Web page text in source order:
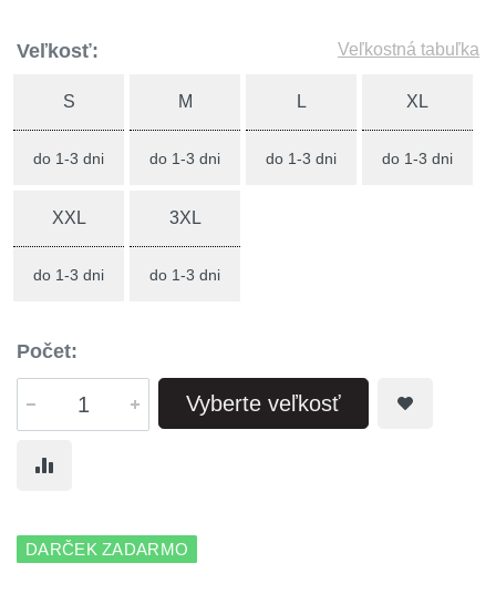
Veľkosť: Veľkostná tabuľka
S
do 1-3 dni
M
do 1-3 dni
L
do 1-3 dni
XL
do 1-3 dni
XXL
do 1-3 dni
3XL
do 1-3 dni
Počet:
Vyberte veľkosť
DARČEK ZADARMO